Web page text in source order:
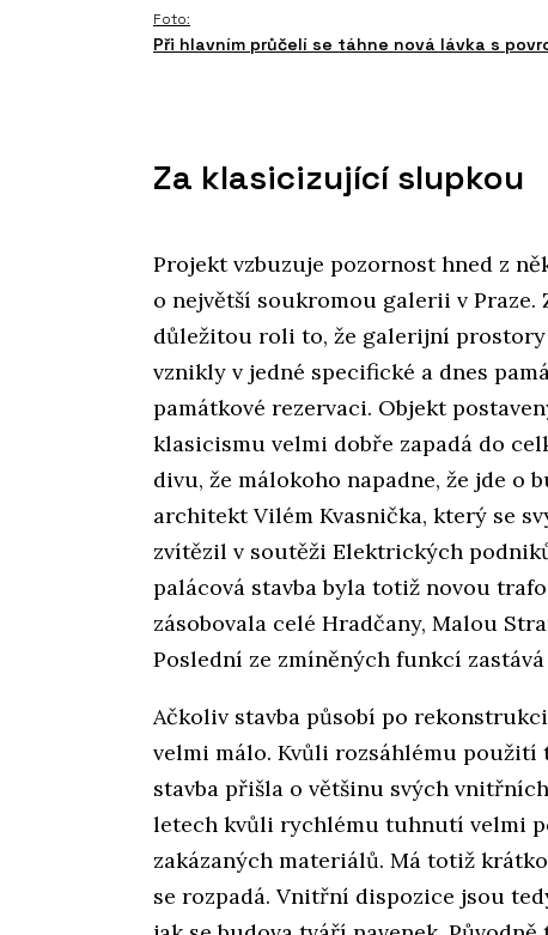
Foto:
Při hlavním průčelí se táhne nová lávka s
Za klasicizující slupkou
Projekt vzbuzuje pozornost hned z
o největší soukromou galerii v
důležitou roli to, že galerijní
vznikly v jedné specifické a dnes
památkové rezervaci. Objekt
klasicismu velmi dobře zapadá do
divu, že málokoho napadne, že jde o
architekt Vilém Kvasnička, který se
zvítězil v soutěži Elektrických
palácová stavba byla totiž novou
zásobovala celé Hradčany, Malou
Poslední ze zmíněných funkcí zastává
Ačkoliv stavba působí po
velmi málo. Kvůli rozsáhlému
stavba přišla o většinu svých
letech kvůli rychlému tuhnutí velmi
zakázaných materiálů. Má totiž
se rozpadá. Vnitřní dispozice jsou